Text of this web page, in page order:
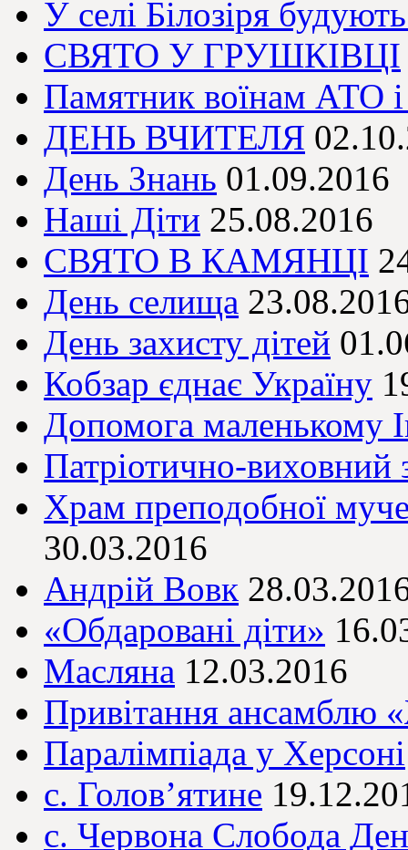
У селі Білозіря
СВЯТО У ГРУШКІВЦІ
Памятник воїнам АТО і
ДЕНЬ ВЧИТЕЛЯ
День Знань 01.09.2016
Наші Діти 25.08.2016
СВЯТО В КАМЯНЦІ
День селища
День захисту дітей
Кобзар єднає Україну
Допомога маленькому
Патріотично-виховний
Храм преподобної
30.03.2016
Андрій Вовк
«Обдаровані діти»
Масляна 12.03.2016
Привітання ансамблю
Паралімпіада у Херсоні
с. Голов’ятине
с. Червона Слобода